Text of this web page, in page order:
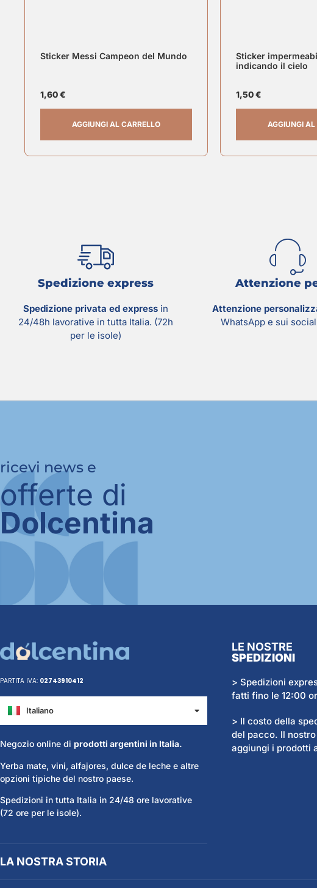
Sticker Messi Campeon del Mundo
1,60€
AGGIUNGI AL CARRELLO
Sticker
indicando il cielo
1,50€
AGGIUNGI
Spedizione express
Spedizione privata ed expressin
24/48h lavorative in tutta Italia. (72h
per le isole)
Attenzione
Attenzione
WhatsApp e sui
ricevi news e
offerte di
Dolcentina
PARTITA IVA: 02743910412
Italiano
Español
Negozio online di prodotti argentini in Italia.
Yerba mate, vini, alfajores, dulce de leche e altre
opzioni tipiche del nostro paese.
Spedizioni in tutta Italia in 24/48 ore lavorative
(72 ore per le isole).
LA NOSTRA STORIA
LE NOSTRE
SPEDIZIONI
> Spedizioni
fatti fino le 12:00
> Il costo della
del pacco. Il
aggiungi i prodotti